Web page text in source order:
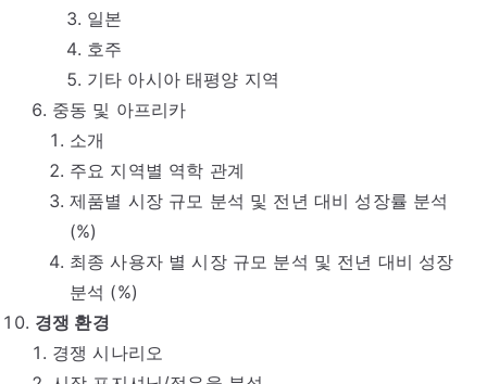
일본
호주
기타 아시아 태평양 지역
중동 및 아프리카
소개
주요 지역별 역학 관계
제품별 시장 규모 분석 및 전년 대비 성장률 분석
(%)
최종 사용자 별 시장 규모 분석 및 전년 대비 성장
분석 (%)
경쟁 환경
경쟁 시나리오